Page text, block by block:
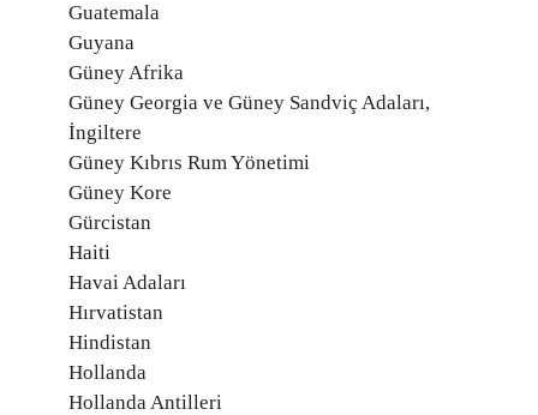
Guatemala
Guyana
Güney Afrika
Güney Georgia ve Güney Sandviç Adaları,
İngiltere
Güney Kıbrıs Rum Yönetimi
Güney Kore
Gürcistan
Haiti
Havai Adaları
Hırvatistan
Hindistan
Hollanda
Hollanda Antilleri